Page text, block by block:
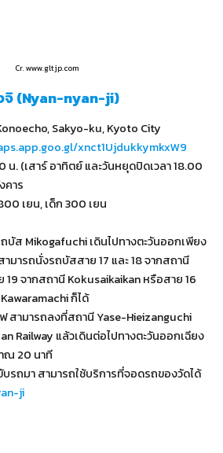
Cr. www.gltjp.com
จิ (Nyan-nyan-ji)
Sakyo-ku, Kyoto City
xnct1UjdukkymkxW9
น. (เสาร์ อาทิตย์ และวันหยุดปิดเวลา 18.00
คาร
เยน, เด็ก 300 เยน
บัส Mikogafuchi เดินไปทางตะวันออกเพียง
ามารถนั่งรถบัสสาย 17 และ 18 จากสถานี
19 จากสถานี Kokusaikaikan หรือสาย 16
ก็ได้
สามารถลงที่สถานี Yase-Hieizanguchi
Railway แล้วเดินต่อไปทางตะวันออกเฉียง
ณ 20 นาที
รถมา สามารถใช้บริการที่จอดรถของวัดได้
ji